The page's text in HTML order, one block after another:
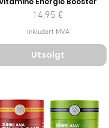
Pris
14,95 €
Inkludert MVA
Utsolgt